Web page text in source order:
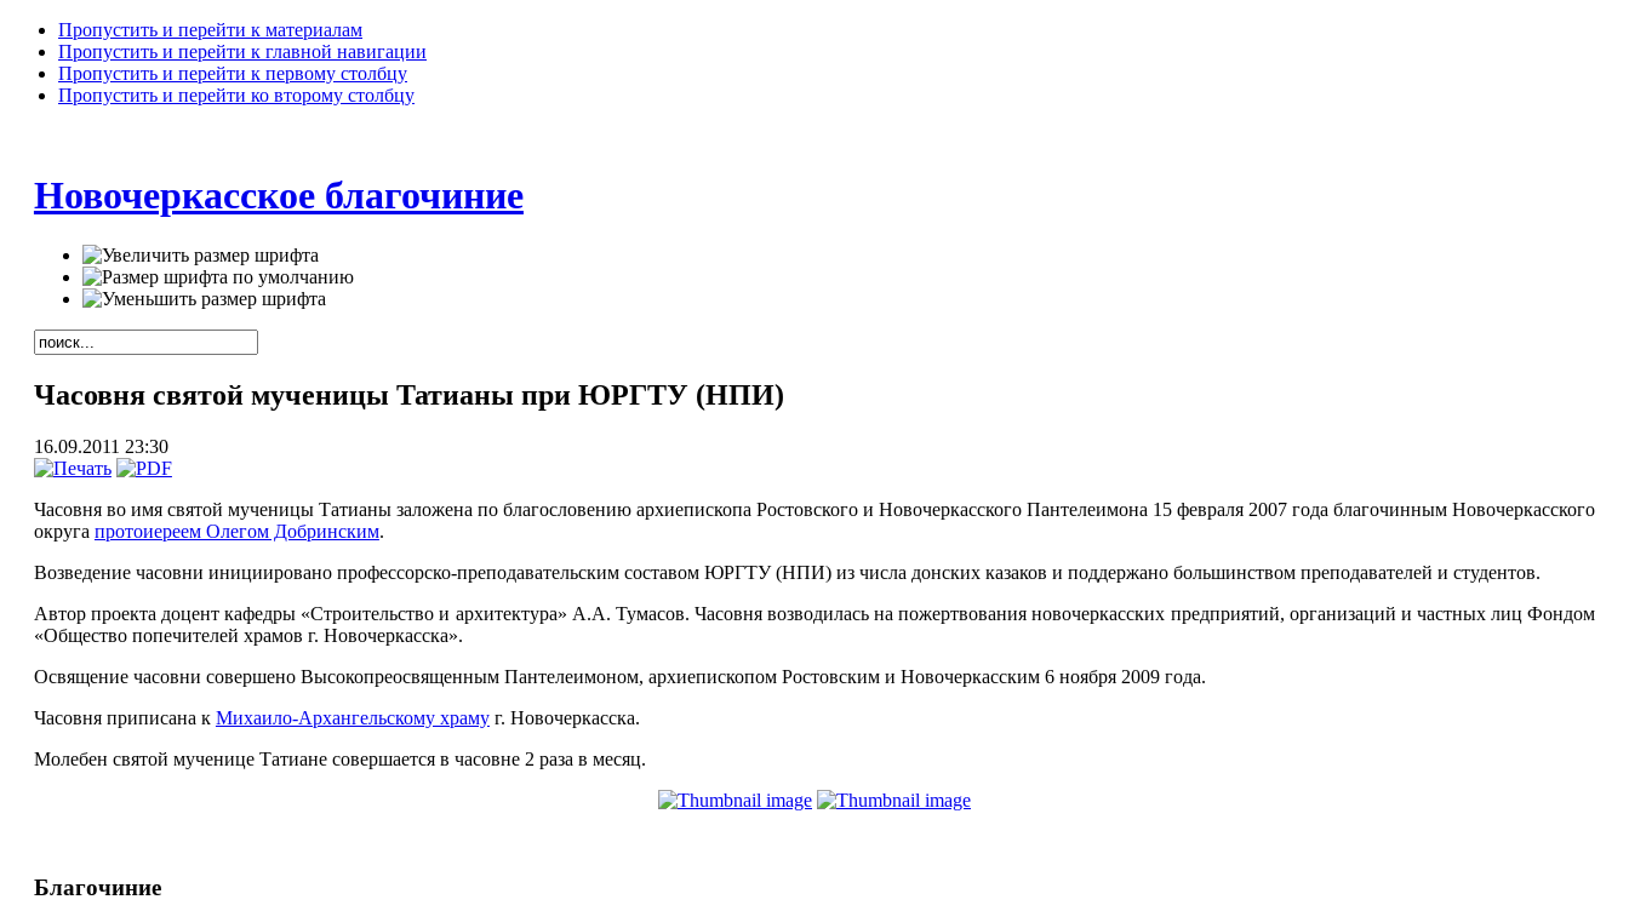
Пропустить и перейти к материалам
Пропустить и перейти к главной навигации
Пропустить и перейти к первому столбцу
Пропустить и перейти ко второму столбцу
Новочеркасское благочиние
Часовня святой мученицы Татианы при ЮРГТУ (НПИ)
16.09.2011 23:30
Часовня во имя святой мученицы Татианы заложена по благословению архиепископа Ростовского и Новочеркасского Пантелеимона 15 февраля 2007 года благочинным Новочеркасского
округа протоиереем Олегом Добринским.
Возведение часовни инициировано профессорско-преподавательским составом ЮРГТУ (НПИ) из числа донских казаков и поддержано большинством преподавателей и студентов.
Автор проекта доцент кафедры «Строительство и архитектура» А.А. Тумасов. Часовня возводилась на пожертвования новочеркасских предприятий, организаций и частных лиц Фондом
«Общество попечителей храмов г. Новочеркасска».
Освящение часовни совершено Высокопреосвященным Пантелеимоном, архиепископом Ростовским и Новочеркасским 6 ноября 2009 года.
Часовня приписана к Михаило-Архангельскому храмуг. Новочеркасска.
Молебен святой мученице Татиане совершается в часовне 2 раза в месяц.
Благочиние